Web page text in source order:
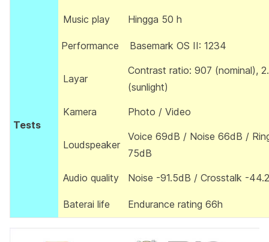
Music play Hingga 50 h
Tests
Performance Basemark OS II: 1234
Layar
Contrast ratio: 907 (nominal),
(sunlight)
Kamera Photo / Video
Loudspeaker
Voice 69dB / Noise 66dB /
75dB
Audio quality Noise -91.5dB / Crosstalk -
Baterai life Endurance rating 66h